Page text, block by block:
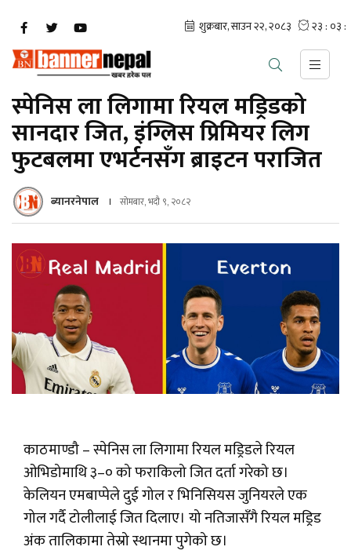
स्पेनिस ला लिगामा रियल मड्रिडको
सानदार जित, इंग्लिस प्रिमियर लिग
फुटबलमा एभर्टनसँग ब्राइटन पराजित
ब्यानरनेपाल सोमबार, भदौ ९, २०८२
काठमाण्डौ – स्पेनिस ला लिगामा रियल मड्रिडले रियल
ओभिडोमाथि ३–० को फराकिलो जित दर्ता गरेको छ।
केलियन एमबाप्पेले दुई गोल र भिनिसियस जुनियरले एक
गोल गर्दै टोलीलाई जित दिलाए। यो नतिजासँगै रियल मड्रिड
अंक तालिकामा तेस्रो स्थानमा पुगेको छ।